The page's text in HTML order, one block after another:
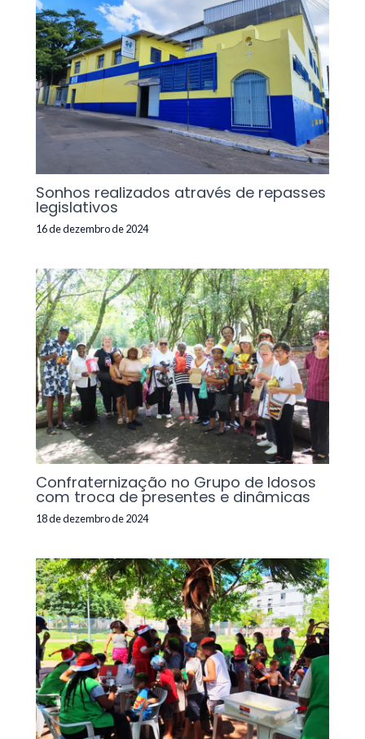
Sonhos realizados através de repasses
legislativos
16 de dezembro de 2024
Confraternização no Grupo de Idosos
com troca de presentes e dinâmicas
18 de dezembro de 2024